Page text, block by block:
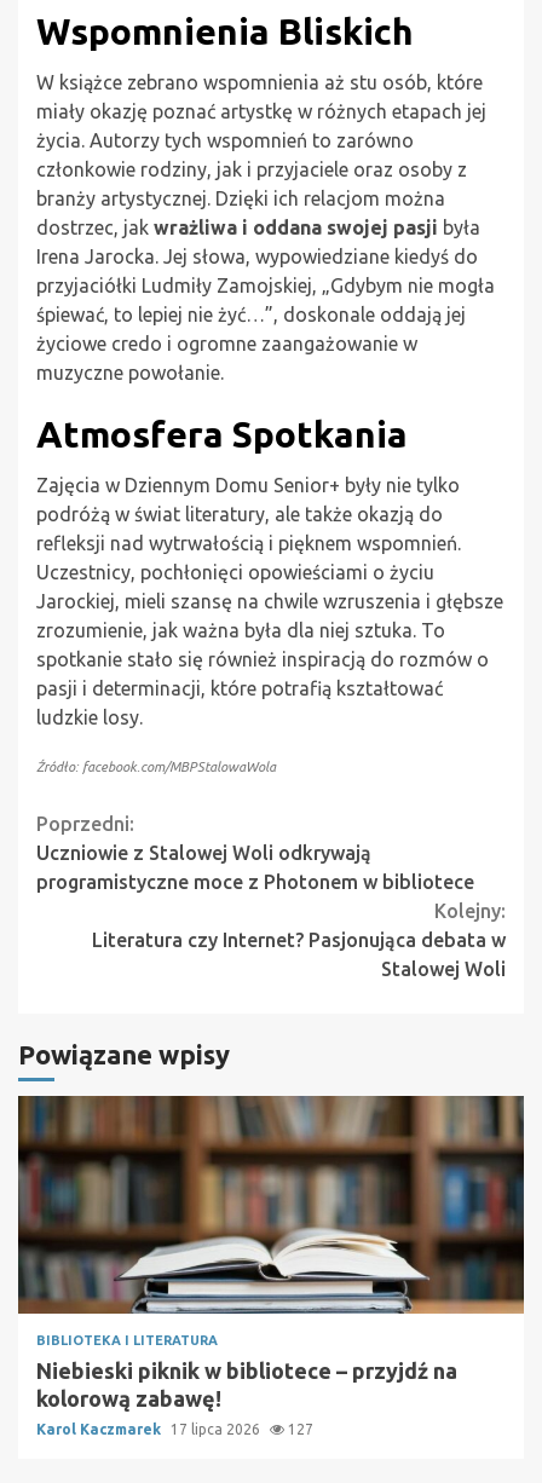
Wspomnienia Bliskich
W książce zebrano wspomnienia aż stu osób, które
miały okazję poznać artystkę w różnych etapach jej
życia. Autorzy tych wspomnień to zarówno
członkowie rodziny, jak i przyjaciele oraz osoby z
branży artystycznej. Dzięki ich relacjom można
dostrzec, jak wrażliwa i oddana swojej pasji była
Irena Jarocka. Jej słowa, wypowiedziane kiedyś do
przyjaciółki Ludmiły Zamojskiej, „Gdybym nie mogła
śpiewać, to lepiej nie żyć…”, doskonale oddają jej
życiowe credo i ogromne zaangażowanie w
muzyczne powołanie.
Atmosfera Spotkania
Zajęcia w Dziennym Domu Senior+ były nie tylko
podróżą w świat literatury, ale także okazją do
refleksji nad wytrwałością i pięknem wspomnień.
Uczestnicy, pochłonięci opowieściami o życiu
Jarockiej, mieli szansę na chwile wzruszenia i głębsze
zrozumienie, jak ważna była dla niej sztuka. To
spotkanie stało się również inspiracją do rozmów o
pasji i determinacji, które potrafią kształtować
ludzkie losy.
Źródło: facebook.com/MBPStalowaWola
Continue
Reading
Poprzedni:
Uczniowie z Stalowej Woli odkrywają
programistyczne moce z Photonem w bibliotece
Kolejny:
Literatura czy Internet? Pasjonująca debata w
Stalowej Woli
Powiązane wpisy
BIBLIOTEKA I LITERATURA
Niebieski piknik w bibliotece – przyjdź na
kolorową zabawę!
Karol Kaczmarek 17 lipca 2026 127